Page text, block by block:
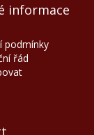
informace
podmínky
řád